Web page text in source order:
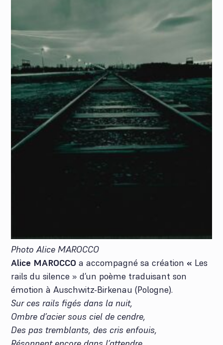
Photo Alice MAROCCO
Alice MAROCCO a accompagné sa création « Les
rails du silence » d’un poème traduisant son
émotion à Auschwitz-Birkenau (Pologne).
Sur ces rails figés dans la nuit,
Ombre d’acier sous ciel de cendre,
Des pas tremblants, des cris enfouis,